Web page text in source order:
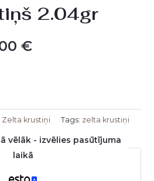
2.04gr
€
Zelta krustiņi Tags: zelta krustiņi
vēlāk - izvēlies pasūtījuma
laikā